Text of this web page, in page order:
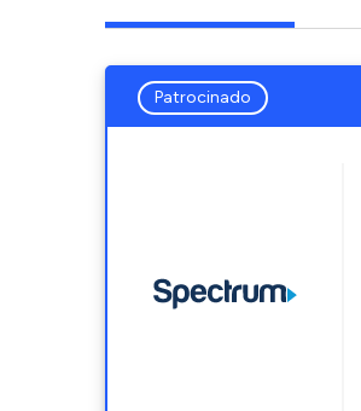
Patrocinado